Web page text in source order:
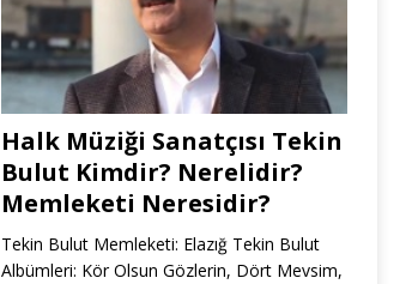
Halk Müziği Sanatçısı Tekin
Bulut Kimdir? Nerelidir?
Memleketi Neresidir?
Tekin Bulut Memleketi: Elazığ Tekin Bulut
Albümleri: Kör Olsun Gözlerin, Dört Mevsim,